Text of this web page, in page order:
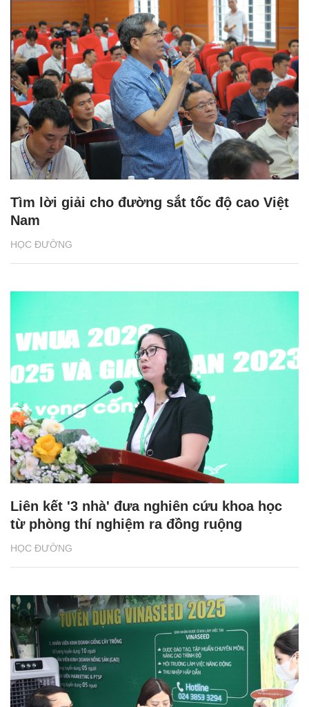
HỌC ĐƯỜNG
Tìm lời giải cho đường sắt tốc độ cao Việt
Nam
HỌC ĐƯỜNG
Liên kết '3 nhà' đưa nghiên cứu khoa học
từ phòng thí nghiệm ra đồng ruộng